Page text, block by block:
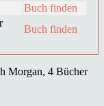
Buch finden
Buch finden
Morgan, 4 Bücher